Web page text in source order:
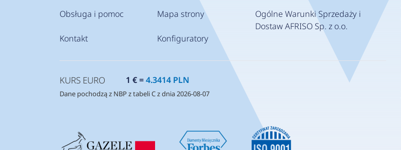
Obsługa i pomoc
Kontakt
Mapa strony
Konfiguratory
Ogólne Warunki Sprzedaży i
Dostaw AFRISO Sp. z o.o.
KURS EURO 1 € =4.3414 PLN
Dane pochodzą z NBP z tabeli C z dnia 2026-08-07